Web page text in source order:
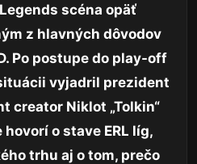
scéna opäť
z hlavných dôvodov
Po postupe do play-off
vyjadril prezident
creator Niklot „Tolkin“
o stave ERL líg,
trhu aj o tom, prečo